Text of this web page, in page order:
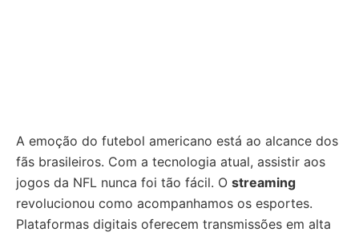
A emoção do futebol americano está ao alcance dos
fãs brasileiros. Com a tecnologia atual, assistir aos
jogos da NFL nunca foi tão fácil. O streaming
revolucionou como acompanhamos os esportes.
Plataformas digitais oferecem transmissões em alta